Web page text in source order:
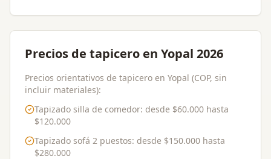
Precios de tapicero en Yopal 2026
Precios orientativos de tapicero en Yopal (COP, sin
incluir materiales):
Tapizado silla de comedor: desde $60.000 hasta
$120.000
Tapizado sofá 2 puestos: desde $150.000 hasta
$280.000